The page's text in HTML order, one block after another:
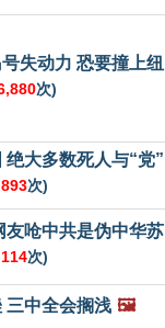
失动力 恐要撞上纽
次)
大多数死人与“党”
次)
友呛中共是伪中华苏
次)
三中全会搁浅 🖼️